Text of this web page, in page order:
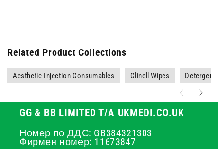
Related Product Collections
Aesthetic Injection Consumables Clinell Wipes Detergent
GG & BB LIMITED T/A UKMEDI.CO.UK
Номер по ДДС: GB384321303
Фирмен номер: 11673847